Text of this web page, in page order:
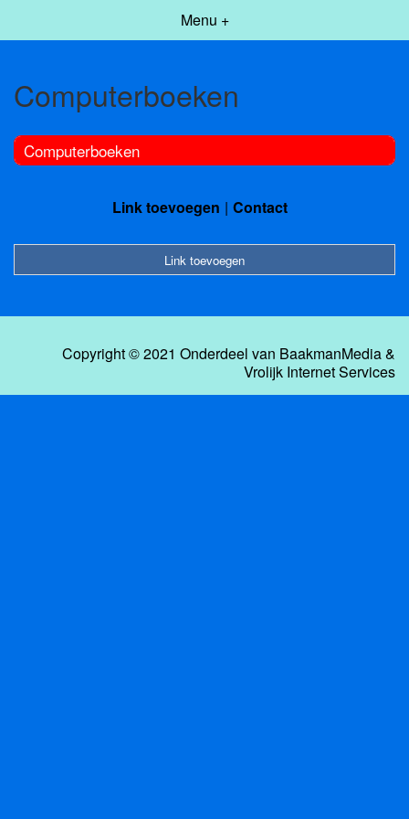
Menu +
Computerboeken
Computerboeken
Link toevoegen Contact
Link toevoegen
Copyright © 2021 Onderdeel van BaakmanMedia&
Vrolijk Internet Services